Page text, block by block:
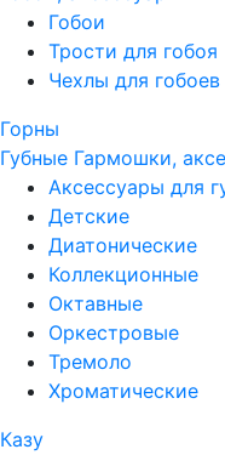
Гобои
Трости для гобоя
Чехлы для гобоев
Горны
Губные Гармошки,
Аксессуары для
Детские
Диатонические
Коллекционные
Октавные
Оркестровые
Тремоло
Хроматические
Казу